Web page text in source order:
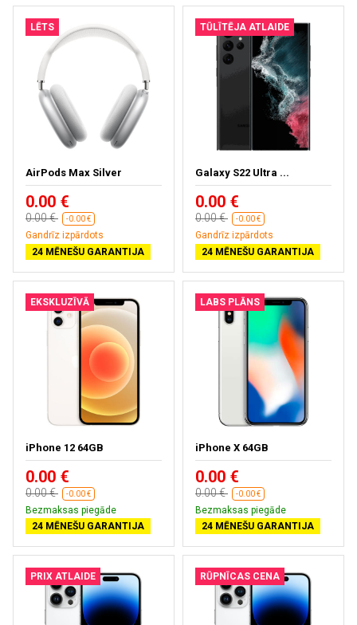
LĒTS
AirPods Max Silver
0.00 €
0.00 € -0.00 €
Gandrīz izpārdots
24 MĒNEŠU GARANTIJA
TŪLĪTĒJA ATLAIDE
Galaxy S22 Ultra ...
0.00 €
0.00 € -0.00 €
Gandrīz izpārdots
24 MĒNEŠU GARANTIJA
EKSKLUZĪVĀ
iPhone 12 64GB
0.00 €
0.00 € -0.00 €
Bezmaksas piegāde
24 MĒNEŠU GARANTIJA
LABS PLĀNS
iPhone X 64GB
0.00 €
0.00 € -0.00 €
Bezmaksas piegāde
24 MĒNEŠU GARANTIJA
PRIX ATLAIDE RŪPNĪCAS CENA